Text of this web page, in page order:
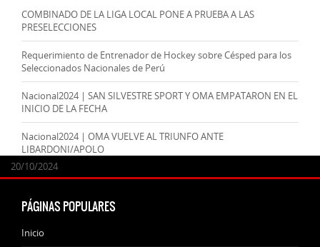
COMBINADO DE LA LIGA LOCAL PONE A PRUEBA A LAS
PRESELECCIONES
24/09/2025
Requerimiento de Entrenador de Hockey sobre Césped para los
Seleccionados Nacionales de Perú
07/11/2024
Nacional2024 | SAN SILVESTRE SPORT Y OMA EMPATARON EN EL
INICIO DE LA FECHA
20/10/2024
Nacional2024 | OMA VUELVE AL TRIUNFO ANTE
LIBARDONI/APOLO
20/10/2024
PÁGINAS POPULARES
Inicio